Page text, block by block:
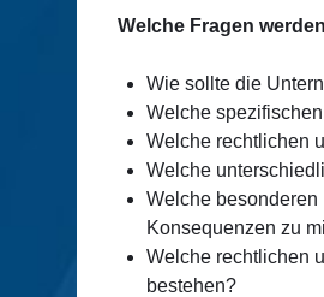
Welche Fragen
Wie sollte die
Welche
Welche rechtlichen
Welche
Welche
Konsequenzen zu
Welche rechtlichen
bestehen?